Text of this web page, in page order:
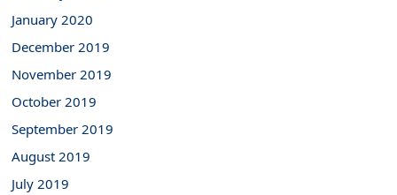
January 2020
December 2019
November 2019
October 2019
September 2019
August 2019
July 2019